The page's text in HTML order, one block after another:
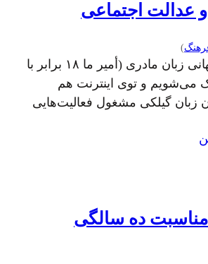
عدالت اجتماعی
)
کم-کم به روز جهانی زبان مادری (أمير ما ۱۸ برابر با
می‌شویم و توی اینترنت هم
زبان گیلکی مشغول فعالیت‌هایی
منعکسشان کنم. به عنوان مثال
روز جهانی زبان مادری” که توی
مناسبت ده سالگی